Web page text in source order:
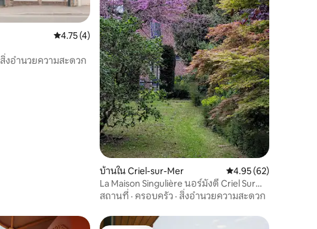
คะแนนเฉลี่ย 4.75 จาก 5, 4 รีวิว
4.75 (4)
สิ่งอำนวยความสะดวก
บ้านใน Criel-sur-Mer คะแนนเฉลี่ย 4.95 จาก
4.95 (62)
La Maison Singulière นอร์มังดี Criel Sur
Mer.
สถานที่ · ครอบครัว · สิ่งอำนวยความสะดวก